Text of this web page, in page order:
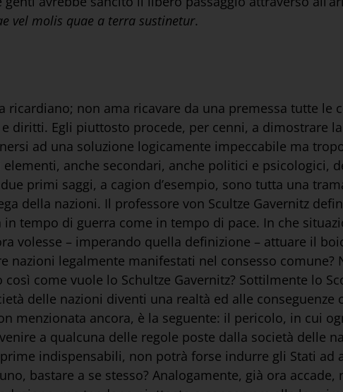
vel molis quae a terra sustinetur.
non ama ricavare da una premessa tutte le
diritti. Egli piuttosto procede, per cenni, a dimostrare
ad una soluzione logicamente impeccabile ma
anche secondari, anche politici e psicologici,
primi saggi, a cagion d’esempio, sono tutta una
della nazioni. Il professore von Scultze Gavernitz
tempo di guerra come in tempo di pace. In che
volesse – imperando quella definizione – attuare il
nazioni legalmente manifestati nel consesso comune?
come vuole lo Schultze Gavernitz? Sottilmente lo
delle nazioni diventi una realtà ed alle conseguenze
menzionata ancora, è la seguente: il pericolo, in cui
a qualcuna delle regole poste dalla società delle
indispensabili, non potrà forse indurre gli Stati ad
bastare a se stesso? Analogamente, già ora